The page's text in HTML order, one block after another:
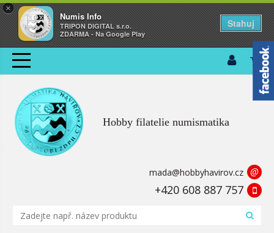
×
Numis Info
TRIPON DIGITAL s.r.o.
ZDARMA - Na Google Play
Stahuj
Hobby filatelie numismatika
mada@hobbyhavirov.cz @
+420 608 887 757